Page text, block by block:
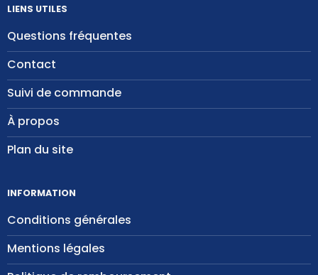
LIENS UTILES
Questions fréquentes
Contact
Suivi de commande
À propos
Plan du site
INFORMATION
Conditions générales
Mentions légales